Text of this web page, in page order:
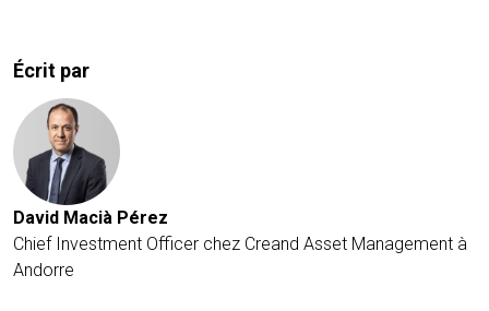
Écrit par
David Macià Pérez
Chief Investment Officer chez Creand Asset Management à
Andorre